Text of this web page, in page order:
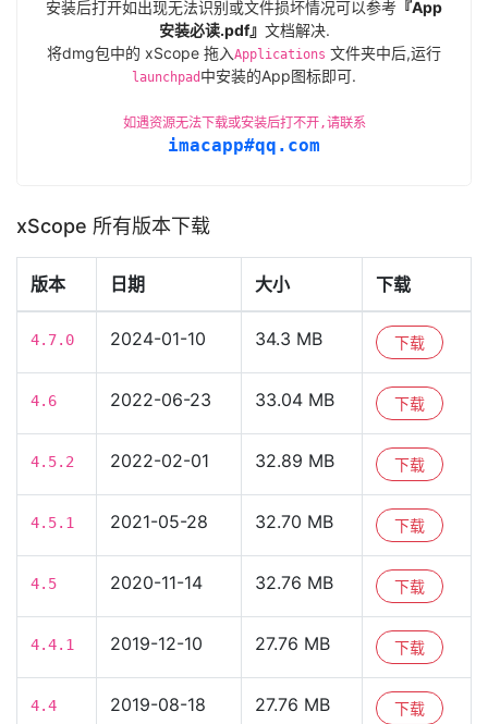
安装后打开如出现无法识别或文件损坏情况可以参考 『App
安装必读.pdf』 文档解决.
将dmg包中的 xScope 拖入Applications 文件夹中后,运行
launchpad 中安装的App图标即可.
如遇资源无法下载或安装后打不开,请联系
imacapp#qq.com
xScope 所有版本下载
版本 日期 大小 下载
4.7.0 2024-01-10 34.3 MB 下载
4.6 2022-06-23 33.04 MB 下载
4.5.2 2022-02-01 32.89 MB 下载
4.5.1 2021-05-28 32.70 MB 下载
4.5 2020-11-14 32.76 MB 下载
4.4.1 2019-12-10 27.76 MB 下载
4.4 2019-08-18 27.76 MB 下载